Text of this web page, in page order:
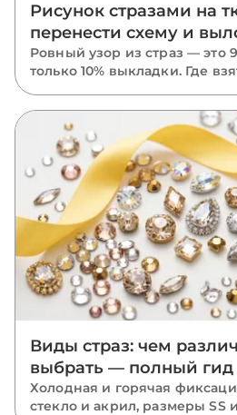
Рисунок стразами на
перенести схему и
ровно
Ровный узор из страз — это
только 10% выкладки. Где
трафаретом или калькой, в
класть камни и почему
растянутую ткань.
Виды страз: чем
выбрать — полный гид
Холодная и горячая
стекло и акрил, размеры SS